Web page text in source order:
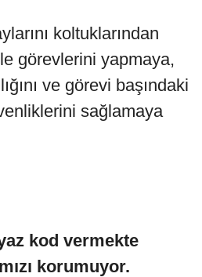
koltuklarından
görevlerini yapmaya,
ve görevi başındaki
sağlamaya
kod vermekte
korumuyor.